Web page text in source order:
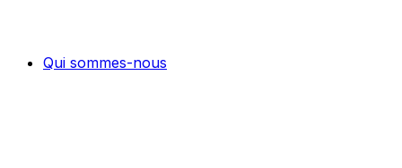
Qui sommes-nous